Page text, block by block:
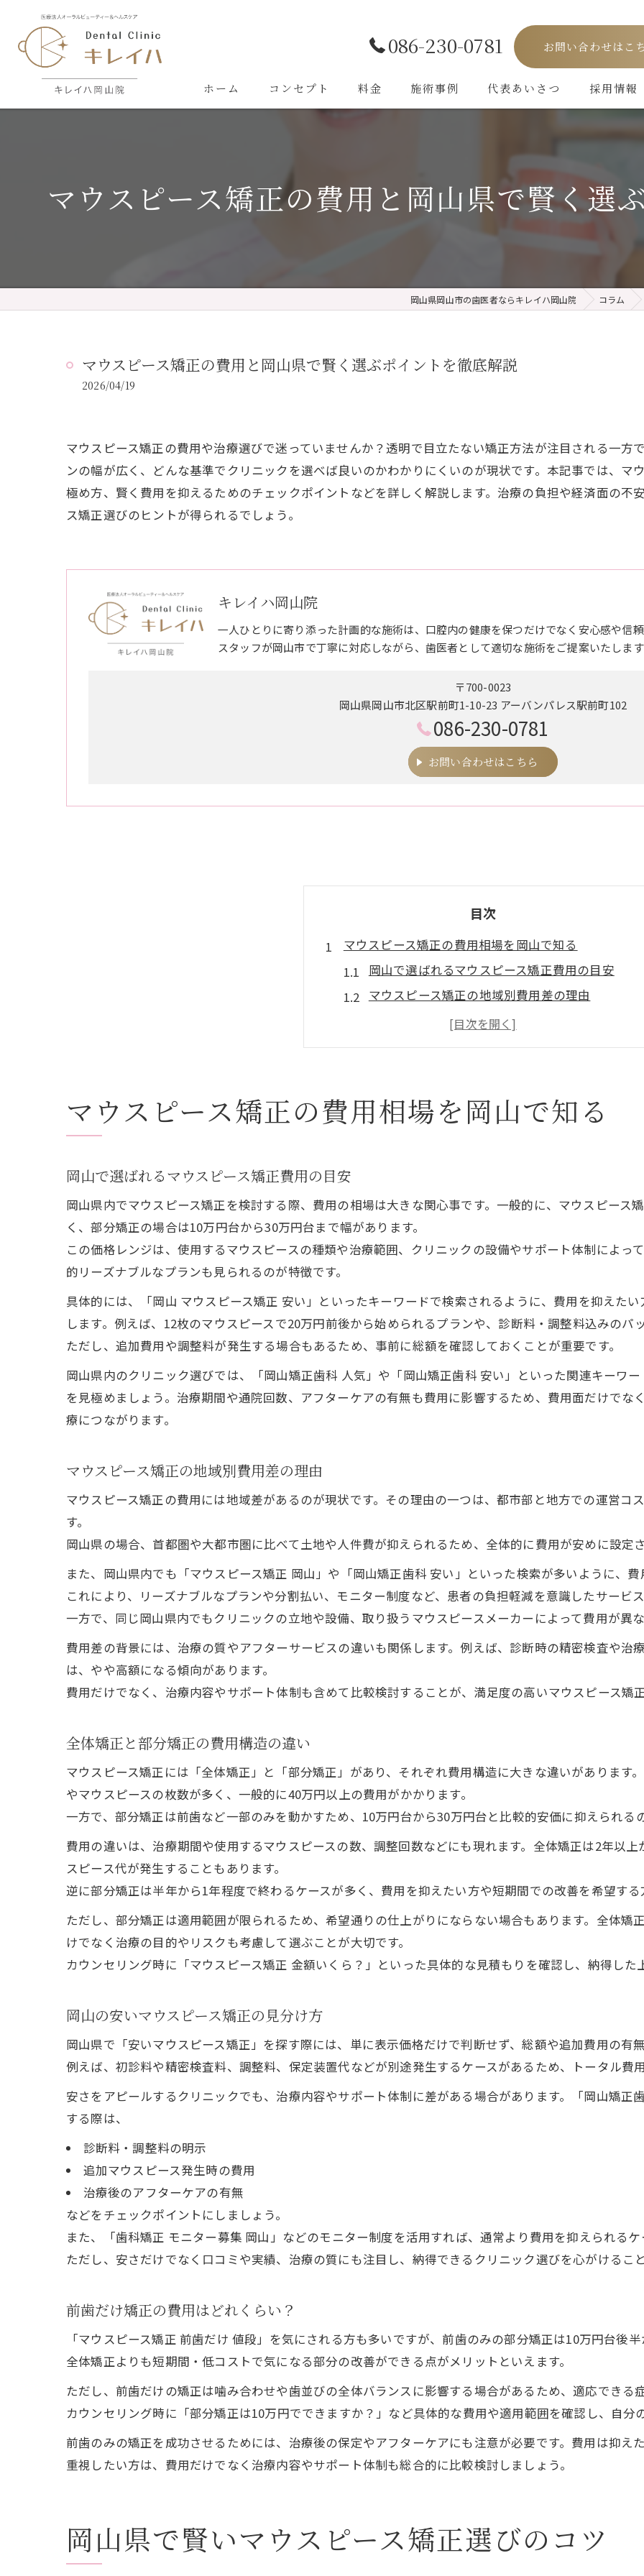
086-230-0781 お問い合わせはこ
ホーム コンセプト 料金 施術事例 代表あいさつ 採用情報
マウスピース矯正の費用と岡山県で賢く選
岡山県岡山市の歯医者ならキレイハ岡山院 コラム
マウスピース矯正の費用と岡山県で賢く選ぶポイントを徹底解説
2026/04/19
マウスピース矯正の費用や治療選びで迷っていませんか？透明で目立たない矯正方法が注目される一方
ンの幅が広く、どんな基準でクリニックを選べば良いのかわかりにくいのが現状です。本記事では、マ
極め方、賢く費用を抑えるためのチェックポイントなどを詳しく解説します。治療の負担や経済面の不
ス矯正選びのヒントが得られるでしょう。
キレイハ岡山院
一人ひとりに寄り添った計画的な施術は、口腔内の健康を保つだけでなく安心感や信
スタッフが岡山市で丁寧に対応しながら、歯医者として適切な施術をご提案いたしま
〒700-0023
岡山県岡山市北区駅前町1-10-23 アーバンパレス駅前町102
086-230-0781
お問い合わせはこちら
目次
マウスピース矯正の費用相場を岡山で知る
岡山で選ばれるマウスピース矯正費用の目安
マウスピース矯正の地域別費用差の理由
全体矯正と部分矯正の費用構造の違い
岡山の安いマウスピース矯正の見分け方
岡山県で賢いマウスピース矯正選びのコツ
マウスピース矯正で後悔しないクリニック選び
モニター募集を活用した費用の抑え方
ワイヤー矯正との比較で見えるメリット
医療費控除が使える矯正費用のチェック方法
矯正費用の医療費控除対象になる条件とは
100万円の矯正で戻る還付金の仕組み
家族で矯正した場合の医療費控除のポイント
領収書や明細書の保管が大切な理由
マウスピース矯正の実質負担を軽くするヒント
家族割引やキャンペーンの最新動向を知る
月々支払いで叶える目立たない矯正治療の魅力
月々支払いで始めるマウスピース矯正の安心感
分割払いで無理なく通える矯正治療の実例
初期費用を抑えたマウスピース矯正の特徴
透明で目立たない矯正のメリットを徹底解説
費用を抑えたマウスピース矯正体験談を紹介
モニター募集を利用した矯正体験のリアル
岡山で人気のマウスピース矯正の感想まとめ
費用も美容も満足した矯正治療の実例
マウスピース矯正の費用相場を岡山で知る
岡山で選ばれるマウスピース矯正費用の目安
岡山県内でマウスピース矯正を検討する際、費用の相場は大きな関心事です。一般的に、マウスピース
く、部分矯正の場合は10万円台から30万円台まで幅があります。
この価格レンジは、使用するマウスピースの種類や治療範囲、クリニックの設備やサポート体制によっ
的リーズナブルなプランも見られるのが特徴です。
具体的には、「岡山 マウスピース矯正 安い」といったキーワードで検索されるように、費用を抑えた
します。例えば、12枚のマウスピースで20万円前後から始められるプランや、診断料・調整料込みのパ
ただし、追加費用や調整料が発生する場合もあるため、事前に総額を確認しておくことが重要です。
岡山県内のクリニック選びでは、「岡山矯正歯科 人気」や「岡山矯正歯科 安い」といった関連キーワ
を見極めましょう。治療期間や通院回数、アフターケアの有無も費用に影響するため、費用面だけでな
療につながります。
マウスピース矯正の地域別費用差の理由
マウスピース矯正の費用には地域差があるのが現状です。その理由の一つは、都市部と地方での運営コ
す。
岡山県の場合、首都圏や大都市圏に比べて土地や人件費が抑えられるため、全体的に費用が安めに設定
また、岡山県内でも「マウスピース矯正 岡山」や「岡山矯正歯科 安い」といった検索が多いように、
これにより、リーズナブルなプランや分割払い、モニター制度など、患者の負担軽減を意識したサービ
一方で、同じ岡山県内でもクリニックの立地や設備、取り扱うマウスピースメーカーによって費用が異
費用差の背景には、治療の質やアフターサービスの違いも関係します。例えば、診断時の精密検査や治
は、やや高額になる傾向があります。
費用だけでなく、治療内容やサポート体制も含めて比較検討することが、満足度の高いマウスピース矯
全体矯正と部分矯正の費用構造の違い
マウスピース矯正には「全体矯正」と「部分矯正」があり、それぞれ費用構造に大きな違いがあります
やマウスピースの枚数が多く、一般的に40万円以上の費用がかかります。
一方で、部分矯正は前歯など一部のみを動かすため、10万円台から30万円台と比較的安価に抑えられる
費用の違いは、治療期間や使用するマウスピースの数、調整回数などにも現れます。全体矯正は2年以
スピース代が発生することもあります。
逆に部分矯正は半年から1年程度で終わるケースが多く、費用を抑えたい方や短期間での改善を希望す
ただし、部分矯正は適用範囲が限られるため、希望通りの仕上がりにならない場合もあります。全体矯
けでなく治療の目的やリスクも考慮して選ぶことが大切です。
カウンセリング時に「マウスピース矯正 金額いくら？」といった具体的な見積もりを確認し、納得した
岡山の安いマウスピース矯正の見分け方
岡山県で「安いマウスピース矯正」を探す際には、単に表示価格だけで判断せず、総額や追加費用の有
例えば、初診料や精密検査料、調整料、保定装置代などが別途発生するケースがあるため、トータル費
安さをアピールするクリニックでも、治療内容やサポート体制に差がある場合があります。「岡山矯正
する際は、
診断料・調整料の明示
追加マウスピース発生時の費用
治療後のアフターケアの有無
などをチェックポイントにしましょう。
また、「歯科矯正 モニター募集 岡山」などのモニター制度を活用すれば、通常より費用を抑えられる
ただし、安さだけでなく口コミや実績、治療の質にも注目し、納得できるクリニック選びを心がけるこ
前歯だけ矯正の費用はどれくらい？
「マウスピース矯正 前歯だけ 値段」を気にされる方も多いですが、前歯のみの部分矯正は10万円台後
全体矯正よりも短期間・低コストで気になる部分の改善ができる点がメリットといえます。
ただし、前歯だけの矯正は噛み合わせや歯並びの全体バランスに影響する場合があるため、適応できる
カウンセリング時に「部分矯正は10万円でできますか？」など具体的な費用や適用範囲を確認し、自
前歯のみの矯正を成功させるためには、治療後の保定やアフターケアにも注意が必要です。費用は抑え
重視したい方は、費用だけでなく治療内容やサポート体制も総合的に比較検討しましょう。
岡山県で賢いマウスピース矯正選びのコツ